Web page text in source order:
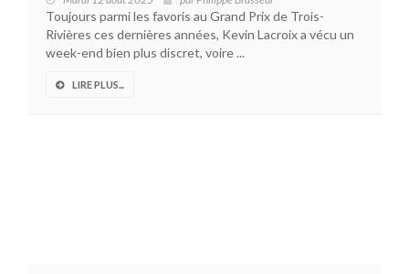
Toujours parmi les favoris au Grand Prix de Trois-
Rivières ces dernières années, Kevin Lacroix a vécu un
week-end bien plus discret, voire ...
LIRE PLUS...